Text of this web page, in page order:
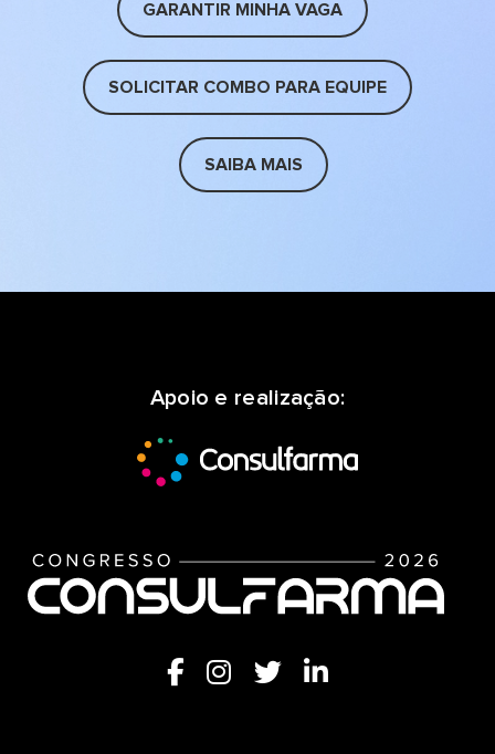
GARANTIR MINHA VAGA
SOLICITAR COMBO PARA EQUIPE
SAIBA MAIS
Apoio e realização: